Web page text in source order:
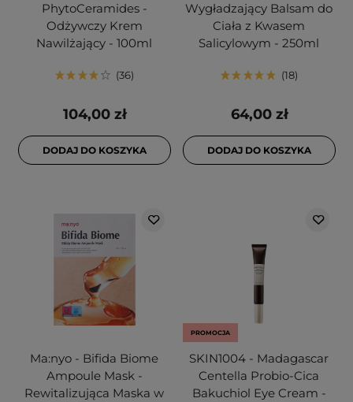
PhytoCeramides -
Odżywczy Krem
Nawilżający - 100ml
36
104,00 zł
DODAJ DO KOSZYKA
Wygładzający Balsam do
Ciała z Kwasem
Salicylowym - 250ml
18
64,00 zł
DODAJ DO KOSZYKA
Ma:nyo - Bifida Biome
Ampoule Mask -
Rewitalizująca Maska w
PROMOCJA
SKIN1004 - Madagascar
Centella Probio-Cica
Bakuchiol Eye Cream -